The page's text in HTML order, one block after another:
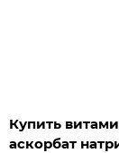
Купить
аскорбат